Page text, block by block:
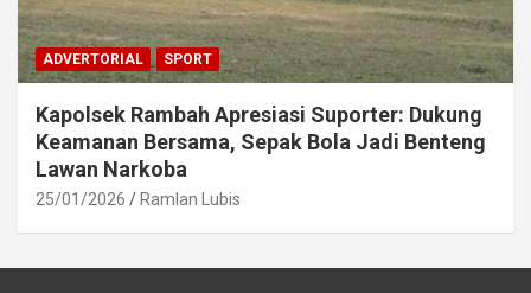
ADVERTORIAL SPORT
Kapolsek Rambah Apresiasi Suporter: Dukung
Keamanan Bersama, Sepak Bola Jadi Benteng
Lawan Narkoba
25/01/2026 Ramlan Lubis